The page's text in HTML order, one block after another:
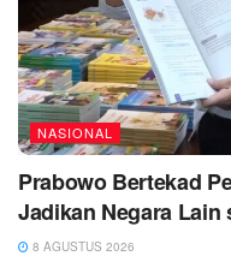
NASIONAL
Prabowo Bertekad
Jadikan Negara Lain
8 AGUSTUS 2026